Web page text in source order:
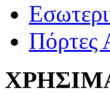
Πόρτες